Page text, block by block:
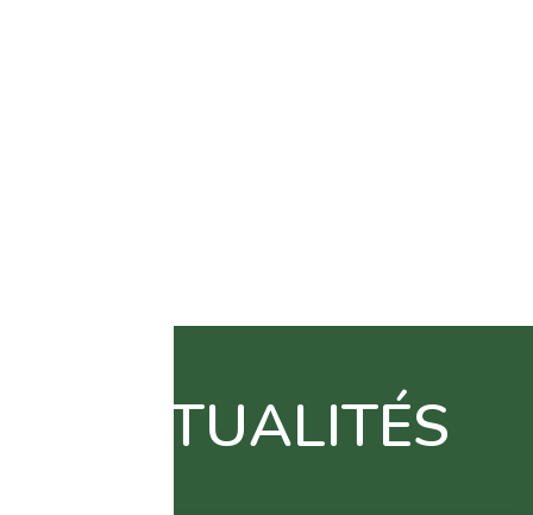
ACTUALITÉS